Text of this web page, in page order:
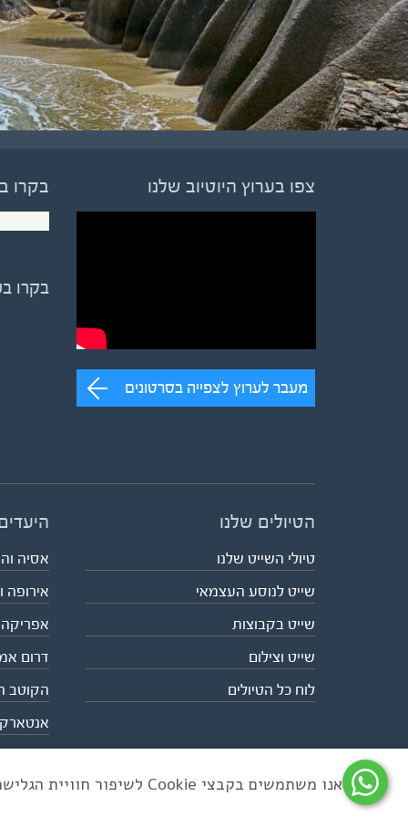
צפו בערוץ היוטיוב שלנו
מעבר לערוץ לצפייה בסרטונים
בקרו
בקרו
הטיולים שלנו
טיולי השייט שלנו
שייט לנוסע העצמאי
שייט בקבוצות
שייט וצילום
לוח כל הטיולים
אסיה
אירופה
אפריקה
דרום
הקוטב
כל הזכויות שמורות לאקו טיולי שטח | טלפון 03-6879090 | פקס 03-6879099 |
אנו משתמשים בקבצי Cookie לשיפור חוויית הגלישה ולניתוח שימוש באתר